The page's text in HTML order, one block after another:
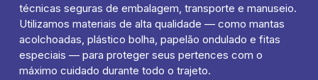
técnicas seguras de embalagem, transporte e manuseio.
Utilizamos materiais de alta qualidade — como mantas
acolchoadas, plástico bolha, papelão ondulado e fitas
especiais — para proteger seus pertences com o
máximo cuidado durante todo o trajeto.